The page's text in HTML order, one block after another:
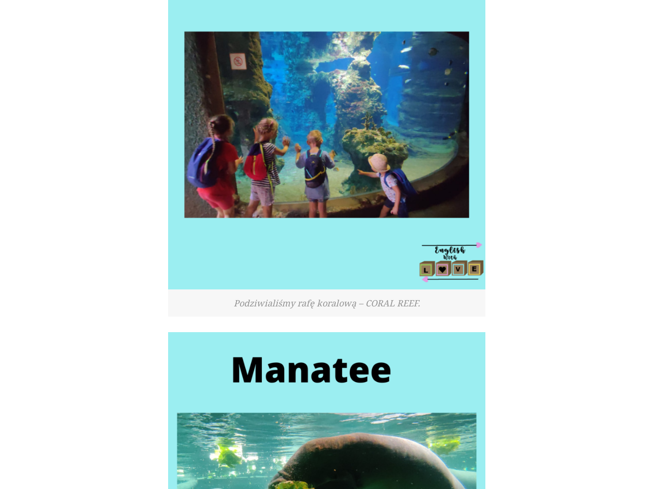
Podziwialiśmy rafę koralową – CORAL REEF.